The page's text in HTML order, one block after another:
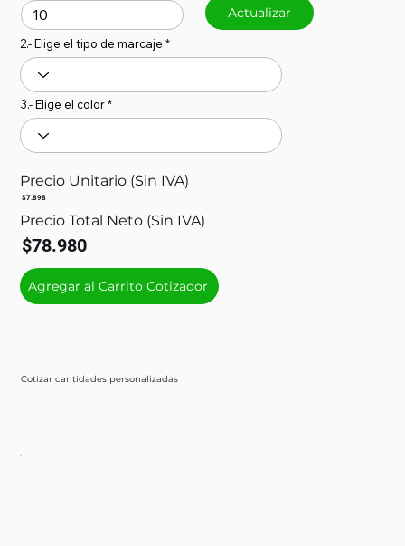
Cotizar cantidades personalizadas
Actualizar
2.- Elige el tipo de marcaje
3.- Elige el color
Precio Unitario (Sin IVA)
$7.898
Precio Total Neto (Sin IVA)
$78.980
Agregar al Carrito Cotizador